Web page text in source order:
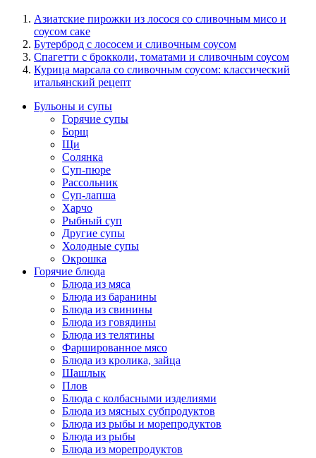
Азиатские пирожки из лосося со сливочным мисо и
соусом саке
Бутерброд с лососем и сливочным соусом
Спагетти с брокколи, томатами и сливочным соусом
Курица марсала со сливочным соусом: классический
итальянский рецепт
Бульоны и супы
Горячие супы
Борщ
Щи
Солянка
Суп-пюре
Рассольник
Суп-лапша
Харчо
Рыбный суп
Другие супы
Холодные супы
Окрошка
Горячие блюда
Блюда из мяса
Блюда из баранины
Блюда из свинины
Блюда из говядины
Блюда из телятины
Фаршированное мясо
Блюда из кролика, зайца
Шашлык
Плов
Блюда с колбасными изделиями
Блюда из мясных субпродуктов
Блюда из рыбы и морепродуктов
Блюда из рыбы
Блюда из морепродуктов